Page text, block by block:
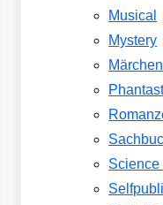
Musical
Mystery
Märchen
Science